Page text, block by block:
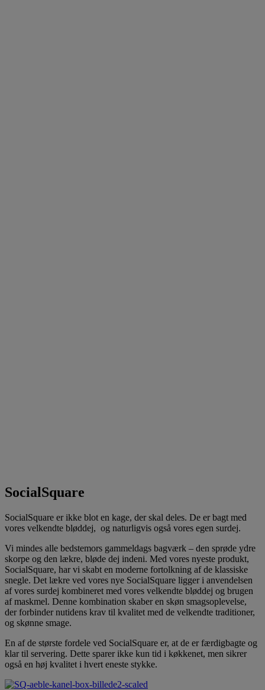
SocialSquare
SocialSquare er ikke blot en kage, der skal deles. De er bagt med
vores velkendte bløddej, og naturligvis også vores egen surdej.
Vi mindes alle bedstemors gammeldags bagværk – den sprøde ydre
skorpe og den lækre, bløde dej indeni. Med vores nyeste produkt,
SocialSquare, har vi skabt en moderne fortolkning af de klassiske
snegle. Det lækre ved vores nye SocialSquare ligger i anvendelsen
af vores surdej kombineret med vores velkendte bløddej og brugen
af maskmel. Denne kombination skaber en skøn smagsoplevelse,
der forbinder nutidens krav til kvalitet med de velkendte traditioner,
og skønne smage.
En af de største fordele ved SocialSquare er, at de er færdigbagte og
klar til servering. Dette sparer ikke kun tid i køkkenet, men sikrer
også en høj kvalitet i hvert eneste stykke.